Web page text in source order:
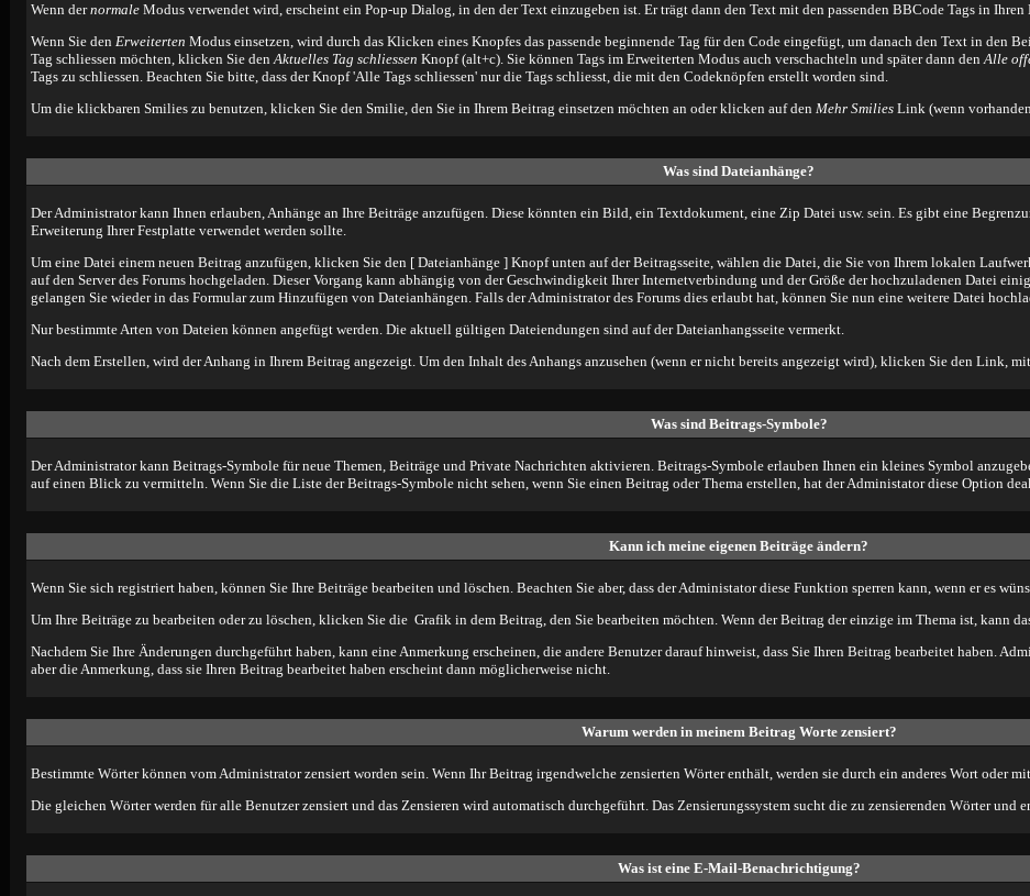
Wenn dernormaleModus verwendet wird, erscheint ein Pop-up Dialog, in den der Text einzugeben ist. Er trägt dann den Text mit den passenden BBCode Tags in Ihren
Wenn Sie den Erweiterten Modus einsetzen, wird durch das Klicken eines Knopfes das passende beginnende Tag für den Code eingefügt, um danach den Text in den
Tag schliessen möchten, klicken Sie denAktuelles Tag schliessen Knopf (alt+c). Sie können Tags im Erweiterten Modus auch verschachteln und später dann denAlle
Tags zu schliessen. Beachten Sie bitte, dass der Knopf 'Alle Tags schliessen' nur die Tags schliesst, die mit den Codeknöpfen erstellt worden sind.
Um die klickbaren Smilies zu benutzen, klicken Sie den Smilie, den Sie in Ihrem Beitrag einsetzen möchten an oder klicken auf den Mehr SmiliesLink (wenn
Was sind Dateianhänge?
Der Administrator kann Ihnen erlauben, Anhänge an Ihre Beiträge anzufügen. Diese könnten ein Bild, ein Textdokument, eine Zip Datei usw. sein. Es gibt eine
Erweiterung Ihrer Festplatte verwendet werden sollte.
Um eine Datei einem neuen Beitrag anzufügen, klicken Sie den [ Dateianhänge ] Knopf unten auf der Beitragsseite, wählen die Datei, die Sie von Ihrem lokalen
auf den Server des Forums hochgeladen. Dieser Vorgang kann abhängig von der Geschwindigkeit Ihrer Internetverbindung und der Größe der hochzuladenen Datei
gelangen Sie wieder in das Formular zum Hinzufügen von Dateianhängen. Falls der Administrator des Forums dies erlaubt hat, können Sie nun eine weitere Datei
Nur bestimmte Arten von Dateien können angefügt werden. Die aktuell gültigen Dateiendungen sind auf der Dateianhangsseite vermerkt.
Nach dem Erstellen, wird der Anhang in Ihrem Beitrag angezeigt. Um den Inhalt des Anhangs anzusehen (wenn er nicht bereits angezeigt wird), klicken Sie den Link,
Was sind Beitrags-Symbole?
Der Administrator kann Beitrags-Symbole für neue Themen, Beiträge und Private Nachrichten aktivieren. Beitrags-Symbole erlauben Ihnen ein kleines Symbol
auf einen Blick zu vermitteln. Wenn Sie die Liste der Beitrags-Symbole nicht sehen, wenn Sie einen Beitrag oder Thema erstellen, hat der Administator diese Option
Kann ich meine eigenen Beiträge ändern?
Wenn Sie sich registriert haben, können Sie Ihre Beiträge bearbeiten und löschen. Beachten Sie aber, dass der Administator diese Funktion sperren kann, wenn er es
Um Ihre Beiträge zu bearbeiten oder zu löschen, klicken Sie die Grafik in dem Beitrag, den Sie bearbeiten möchten. Wenn der Beitrag der einzige im Thema ist, kann
Nachdem Sie Ihre Änderungen durchgeführt haben, kann eine Anmerkung erscheinen, die andere Benutzer darauf hinweist, dass Sie Ihren Beitrag bearbeitet haben.
aber die Anmerkung, dass sie Ihren Beitrag bearbeitet haben erscheint dann möglicherweise nicht.
Warum werden in meinem Beitrag Worte zensiert?
Bestimmte Wörter können vom Administrator zensiert worden sein. Wenn Ihr Beitrag irgendwelche zensierten Wörter enthält, werden sie durch ein anderes Wort oder
Die gleichen Wörter werden für alle Benutzer zensiert und das Zensieren wird automatisch durchgeführt. Das Zensierungssystem sucht die zu zensierenden Wörter und
Was ist eine E-Mail-Benachrichtigung?